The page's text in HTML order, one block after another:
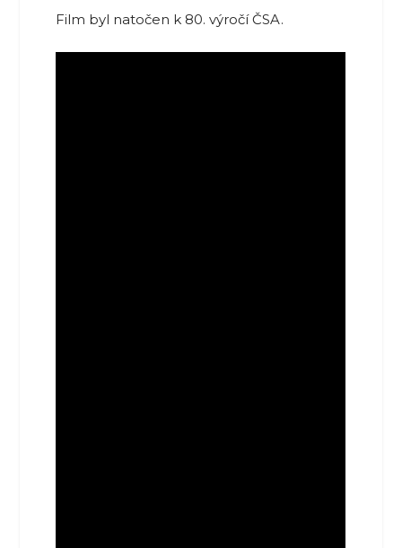
Film byl natočen k 80. výročí ČSA.